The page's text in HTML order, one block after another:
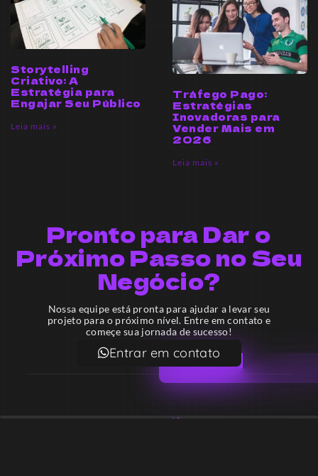
Storytelling
Criativo: A
Estratégia para
Engajar Seu Público
Leia mais »
Tráfego Pago:
Estratégias
Inovadoras para
Vender Mais em
2026
Leia mais »
Pronto para Dar o
Próximo Passo no Seu
Negócio?
Nossa equipe está pronta para ajudar a levar seu
projeto para o próximo nível. Entre em contato e
começe sua jornada de sucesso!
Entrar em contato
Email